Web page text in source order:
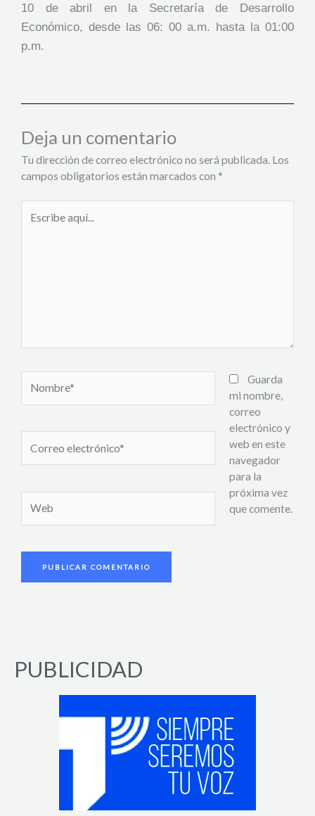
10 de abril en la Secretaría de Desarrollo
Económico, desde las 06: 00 a.m. hasta la 01:00
p.m.
Deja un comentario
Tu dirección de correo electrónico no será publicada. Los
campos obligatorios están marcados con *
aquí...
electrónico*
Guarda
mi nombre,
correo
electrónico y
web en este
navegador
para la
próxima vez
que comente.
PUBLICIDAD